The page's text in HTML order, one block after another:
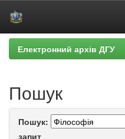
Skip
navigation
Електронний архів ДГУ
Пошук
Пошук:
запит